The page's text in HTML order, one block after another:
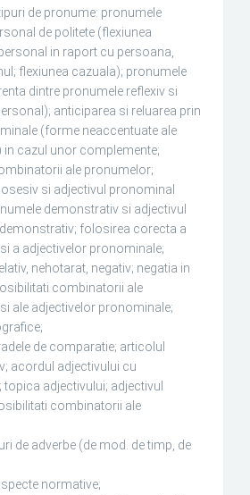
de pronume: pronumele
de politete (flexiunea
in raport cu persoana,
flexiunea cazuala); pronumele
dintre pronumele reflexiv si
anticiparea si reluarea prin
(forme neaccentuate ale
cazul unor complemente;
ale pronumelor;
si adjectivul pronominal
demonstrativ si adjectivul
folosirea corecta a
a adjectivelor pronominale;
nehotarat, negativ; negatia in
combinatorii ale
ale adjectivelor pronominale;
de comparatie; articolul
acordul adjectivului cu
adjectivului; adjectivul
combinatorii ale
de adverbe (de mod. de timp, de
normative;